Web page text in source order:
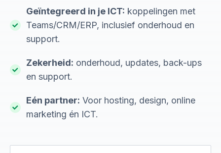
Geïntegreerd in je ICT: koppelingen met
Teams/CRM/ERP, inclusief onderhoud en
support.
Zekerheid: onderhoud, updates, back-ups
en support.
Eén partner: Voor hosting, design, online
marketing én ICT.